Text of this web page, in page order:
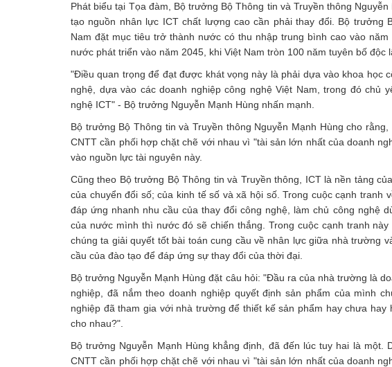
Phát biểu tại Tọa đàm, Bộ trưởng Bộ Thông tin và Truyền thông
tạo nguồn nhân lực ICT chất lượng cao cần phải thay đổi. Bộ trưởng
Nam đặt mục tiêu trở thành nước có thu nhập trung bình cao vào
nước phát triển vào năm 2045, khi Việt Nam tròn 100 năm tuyên bố độc
"Điều quan trọng để đạt được khát vọng này là phải dựa vào khoa học
nghệ, dựa vào các doanh nghiệp công nghệ Việt Nam, trong đó chủ
nghệ ICT" - Bộ trưởng Nguyễn Mạnh Hùng nhấn mạnh.
Bộ trưởng Bộ Thông tin và Truyền thông Nguyễn Mạnh Hùng cho
CNTT cần phối hợp chặt chẽ với nhau vì "tài sản lớn nhất của doanh
vào nguồn lực tài nguyên này.
Cũng theo Bộ trưởng Bộ Thông tin và Truyền thông, ICT là nền tảng
của chuyển đổi số; của kinh tế số và xã hội số. Trong cuộc cạnh tranh
đáp ứng nhanh nhu cầu của thay đổi công nghệ, làm chủ công nghệ
của nước mình thì nước đó sẽ chiến thắng. Trong cuộc cạnh tranh
chúng ta giải quyết tốt bài toán cung cầu về nhân lực giữa nhà trường
cầu của đào tạo để đáp ứng sự thay đổi của thời đại.
Bộ trưởng Nguyễn Mạnh Hùng đặt câu hỏi: "Đầu ra của nhà trường là
nghiệp, đã nắm theo doanh nghiệp quyết định sản phẩm của mình
nghiệp đã tham gia với nhà trường để thiết kế sản phẩm hay chưa
cho nhau?".
Bộ trưởng Nguyễn Mạnh Hùng khẳng định, đã đến lúc tuy hai là một.
CNTT cần phối hợp chặt chẽ với nhau vì "tài sản lớn nhất của doanh